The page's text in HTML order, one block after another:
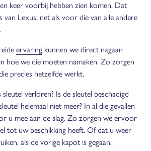
keer voorbij hebben zien komen. Dat
van Lexus, net als voor die van alle andere
ervaring kunnen we direct nagaan
hoe we die moeten namaken. Zo zorgen
precies hetzelfde werkt.
verloren? Is de sleutel beschadigd
helemaal niet meer? In al die gevallen
u mee aan de slag. Zo zorgen we ervoor
tot uw beschikking heeft. Of dat u weer
als de vorige kapot is gegaan.